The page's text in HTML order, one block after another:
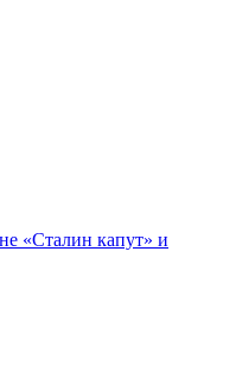
«Сталин капут» и